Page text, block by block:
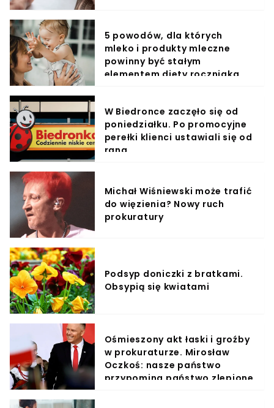
5 powodów, dla których
mleko i produkty mleczne
powinny być stałym
elementem diety roczniaka
W Biedronce zaczęło się od
poniedziałku. Po promocyjne
perełki klienci ustawiali się od
rana
Michał Wiśniewski może trafić
do więzienia? Nowy ruch
prokuratury
Podsyp doniczki z bratkami.
Obsypią się kwiatami
Ośmieszony akt łaski i groźby
w prokuraturze. Mirosław
Oczkoś: nasze państwo
przypomina państwo zlepione